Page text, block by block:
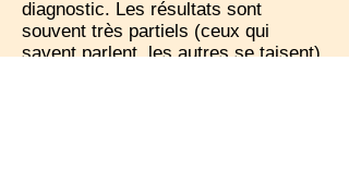
diagnostic. Les résultats sont
souvent très partiels (ceux qui
savent parlent, les autres se taisent)